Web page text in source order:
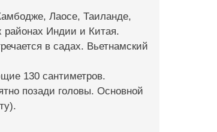
Лаосе, Таиланде,
Инд­ии и Китая.
в садах. Вьетнамский
130 сантиме­тров.
позади голов­ы. Основной